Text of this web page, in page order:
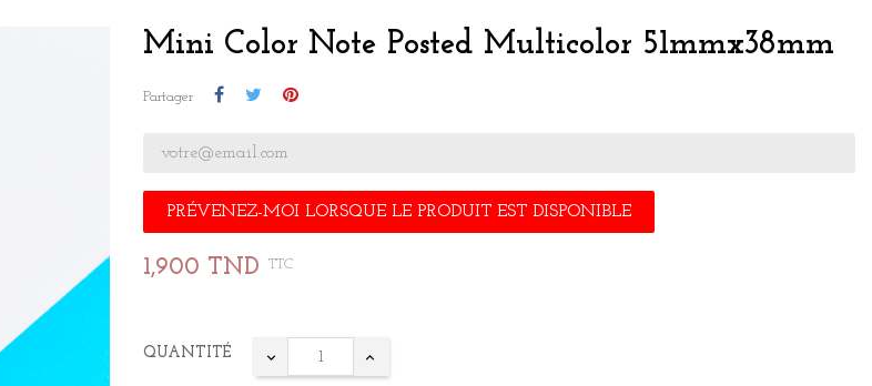
Mini Color Note Posted Multicolor 51mmx38mm
Partager
PRÉVENEZ-MOI LORSQUE LE PRODUIT EST DISPONIBLE
1,900 TND TTC
QUANTITÉ